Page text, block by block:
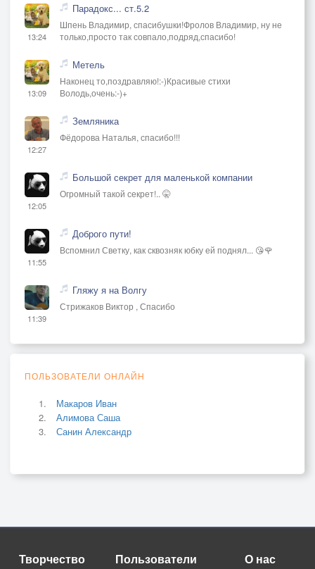
13:24
Парадокс... ст.5.2
Шпень Владимир, спасибушки!Фролов Владимир, ну не
только,просто так совпало,подряд,спасибо!
13:09
Метель
Наконец то,поздравляю!:-)Красивые стихи
Володь,очень:-)+
12:27
Земляника
Фёдорова Наталья, спасибо!!!
12:05
Большой секрет для маленькой компании
Огромный такой секрет!.. 🤫
11:55
Доброго пути!
Вспомнил Светку, как сквозняк юбку ей поднял... 😘🌹
11:39
Гляжу я на Волгу
Стрижаков Виктор , Спасибо
ПОЛЬЗОВАТЕЛИ ОНЛАЙН
Макаров Иван
Алимова Саша
Санин Александр
Творчество Пользователи О нас